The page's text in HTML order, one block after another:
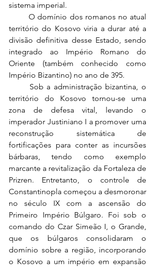
sistema imperial.
	O domínio dos romanos no atual
território do Kosovo viria a durar até a
divisão definitiva desse Estado, sendo
integrado ao Império Romano do
Oriente (também conhecido como
Império Bizantino) no ano de 395.
território do Kosovo tornou-se uma
zona de defesa vital, levando o
imperador Justiniano I a promover uma
reconstrução sistemática de
fortificações para conter as incursões
bárbaras, tendo como exemplo
marcante a revitalização da Fortaleza de
Prizren. Entretanto, o controle de
Constantinopla começou a desmoronar
no século IX com a ascensão do
Primeiro Império Búlgaro. Foi sob o
comando do Czar Simeão I, o Grande,
que os búlgaros consolidaram o
domínio sobre a região, incorporando
o Kosovo a um império em expansão